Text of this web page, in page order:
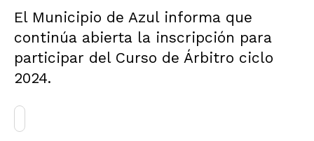
El Municipio de Azul informa que
continúa abierta la inscripción para
participar del Curso de Árbitro ciclo
2024.